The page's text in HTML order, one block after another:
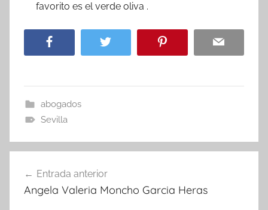
favorito es el verde oliva .
abogados
Sevilla
de
Entrada anterior
Angela Valeria Moncho Garcia Heras